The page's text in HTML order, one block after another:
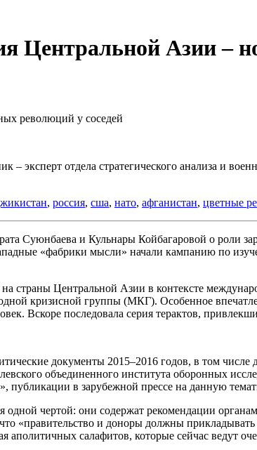
Центральной Азии –
революций у соседей
эксперт отдела стратегического анализа и
, россия, сша, нато, афганистан, цветные
Суюнбаева и Кульнары Койбагаровой о роли
«фабрики мысли» начали кампанию по
страны Центральной Азии в контексте
кризисной группы (МКГ). Особенное
Вскоре последовала серия терактов,
документы 2015–2016 годов, в том
объединенного института оборонных
публикации в зарубежной прессе на данную
чертой: они содержат рекомендации
«правительство и доноры должны
салафитов, которые сейчас ведут